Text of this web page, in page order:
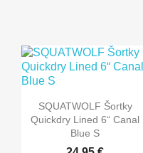
SQUATWOLF Šortky
Quickdry Lined 6“ Canal
Blue S